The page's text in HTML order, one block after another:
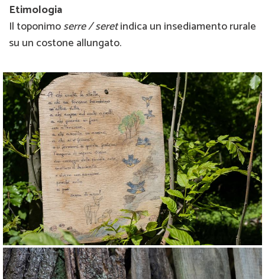
Etimologia
Il toponimoserre / seretindica un insediamento rurale
su un costone allungato.